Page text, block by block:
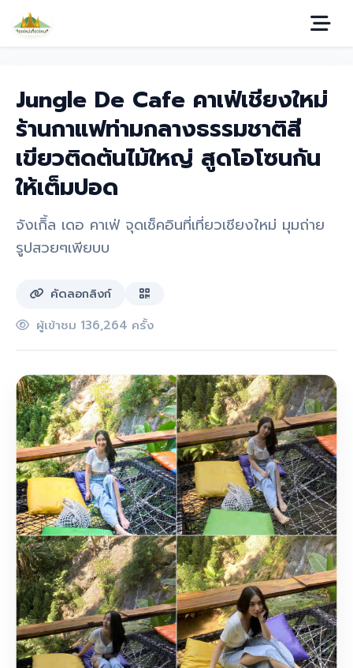
Jungle De Cafe คาเฟ่เชียงใหม่
ร้านกาแฟท่ามกลางธรรมชาติสี
เขียวติดต้นไม้ใหญ่ สูดโอโซนกัน
ให้เต็มปอด
จังเกิิ้ล เดอ คาเฟ่ จุดเช็คอินที่เที่ยวเชียงใหม่ มุมถ่าย
รูปสวยๆเพียบบ
คัดลอกลิงก์
ผู้เข้าชม 136,264 ครั้ง